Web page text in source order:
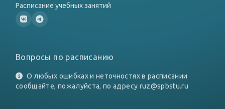
Расписание учебных занятий
Вопросы по расписанию
О любых ошибках и неточностях в расписании
сообщайте, пожалуйста, по адресу ruz@spbstu.ru